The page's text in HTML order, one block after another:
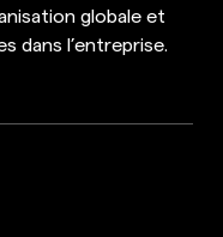
globale et
dans l’entreprise.